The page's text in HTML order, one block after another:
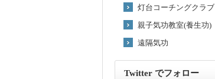
灯台コーチングクラブ
親子気功教室(養生功)
遠隔気功
Twitter でフォロー